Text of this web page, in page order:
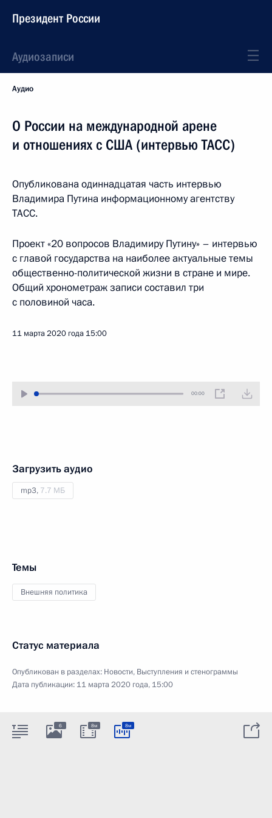
Президент России
Аудиозаписи
Аудио
О России на международной арене
и отношениях с США (интервью ТАСС)
Опубликована одиннадцатая часть интервью
Владимира Путина информационному агентству
ТАСС.
Проект «20 вопросов Владимиру Путину» – интервью
с главой государства на наиболее актуальные темы
общественно-политической жизни в стране и мире.
Общий хронометраж записи составил три
с половиной часа.
11 марта 2020 года 15:00
00:00
Загрузить аудио
mp3, 7.7 МБ
Темы
Внешняя политика
Статус материала
Опубликован в разделах: Новости, Выступления и стенограммы
Дата публикации: 11 марта 2020 года, 15:00
6 8м 8м